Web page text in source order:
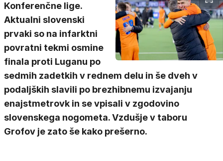
Konferenčne lige.
Aktualni slovenski
prvaki so na infarktni
povratni tekmi osmine
finala proti Luganu po
sedmih zadetkih v rednem delu in še dveh v
podaljških slavili po brezhibnemu izvajanju
enajstmetrovk in se vpisali v zgodovino
slovenskega nogometa. Vzdušje v taboru
Grofov je zato še kako prešerno.